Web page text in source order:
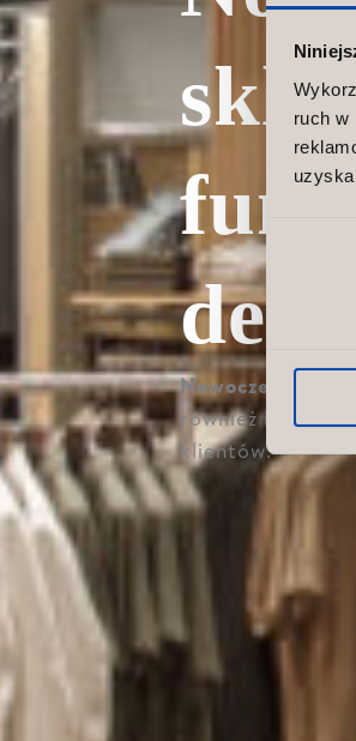
ruch w
Wybór
zgody
Nowoczesne
również istotny
klientów.